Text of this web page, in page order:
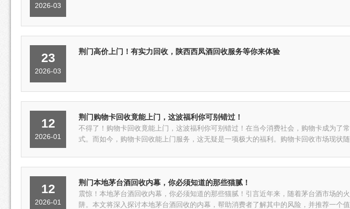
2026-03
23
2026-03
荆门高价上门！有实力回收，陕西西凤酒回收服务等你来体验
12
2026-01
荆门购物卡回收竟能上门，这波福利你可别错过！
不得了！购物卡回收竟能上门，这波福利你可别错过！在当今消费社会，购物卡成为
式。而如今，购物卡回收能上门服务，这无疑是一项极大的福利。购物卡回收市场现状随
12
2026-01
荆门本地茅台酒回收内幕，你必须知道的那些猫腻！
震惊！本地茅台酒回收内幕，你必须知道的那些猫腻！引言近年来，随着茅台酒市场
阱。本文将深入探讨本地茅台酒回收的内幕，帮助消费者了解其中的风险，并推荐一个值